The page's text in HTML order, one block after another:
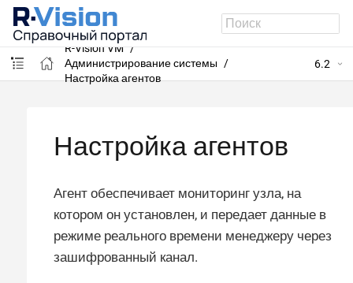
R-Vision VM
Администрирование системы
Настройка агентов
6.2
Настройка агентов
Агент обеспечивает мониторинг узла, на
котором он установлен, и передает данные в
режиме реального времени менеджеру через
зашифрованный канал.